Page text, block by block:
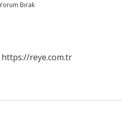
Bırak
https://reye.com.tr